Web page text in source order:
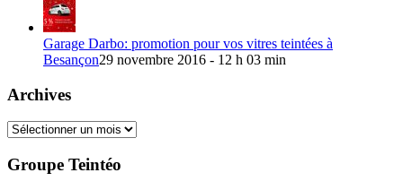
Garage Darbo: promotion pour vos vitres teintées à
Besançon29 novembre 2016 - 12 h 03 min
Archives
Archives
Groupe Teintéo